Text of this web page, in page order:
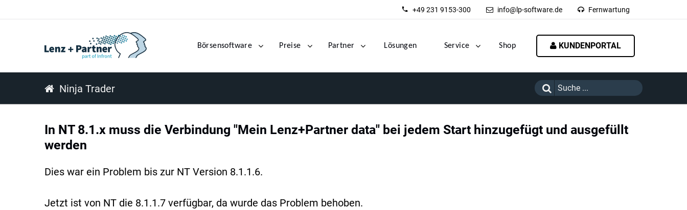
+49 231 9153-300 info@lp-software.de Fernwartung
Börsensoftware Preise Partner Lösungen Service Shop KUNDENPORTAL
Ninja Trader
In NT 8.1.x muss die Verbindung "Mein Lenz+Partner data" bei jedem Start hinzugefügt und ausgefüllt
werden
Dies war ein Problem bis zur NT Version 8.1.1.6.
Jetzt ist von NT die 8.1.1.7 verfügbar, da wurde das Problem behoben.